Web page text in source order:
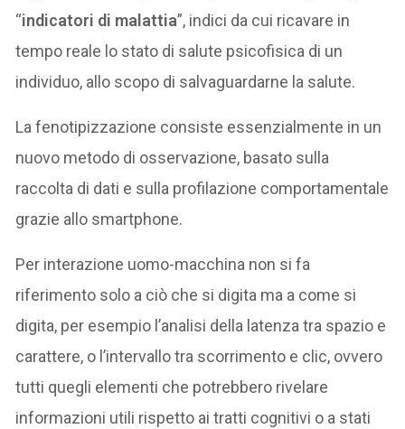
“indicatori di malattia”, indici da cui ricavare in
tempo reale lo stato di salute psicofisica di un
individuo, allo scopo di salvaguardarne la salute.
La fenotipizzazione consiste essenzialmente in un
nuovo metodo di osservazione, basato sulla
raccolta di dati e sulla profilazione comportamentale
grazie allo smartphone.
Per interazione uomo-macchina non si fa
riferimento solo a ciò che si digita ma a come si
digita, per esempio l’analisi della latenza tra spazio e
carattere, o l’intervallo tra scorrimento e clic, ovvero
tutti quegli elementi che potrebbero rivelare
informazioni utili rispetto ai tratti cognitivi o a stati